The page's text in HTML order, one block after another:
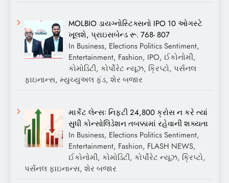
MOLBIO ડાયગ્નોસ્ટિક્સનો IPO 10 ઓગસ્ટે
ખૂલશે, પ્રાઇસબેન્ડ રૂ. 768- 807
In Business, Elections Politics Sentiment,
Entertainment, Fashion, IPO, ઈકોનોમી,
કોમોડિટી, કોર્પોરેટ ન્યૂઝ, ક્રિપ્ટો, પર્સનલ
ફાઇનાન્સ, મ્યુચ્યુઅલ ફંડ, શેર બજાર
માર્કેટ લેન્સઃ નિફ્ટી 24,800 ક્રોસ ન કરે ત્યાં
સુધી કોન્સોલિડેશન તબક્કામાં રહેવાની શક્યતા
In Business, Elections Politics Sentiment,
Entertainment, Fashion, FLASH NEWS,
ઈકોનોમી, કોમોડિટી, કોર્પોરેટ ન્યૂઝ, ક્રિપ્ટો,
પર્સનલ ફાઇનાન્સ, શેર બજાર